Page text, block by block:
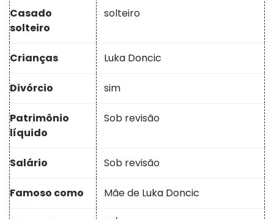
Casado
solteiro
solteiro
Crianças Luka Doncic
Divórcio sim
Patrimônio
líquido
Sob revisão
Salário Sob revisão
Famoso como Mãe de Luka Doncic